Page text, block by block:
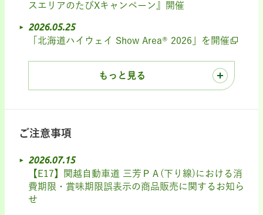
スエリアのたびXキャンペーン』開催
2026.05.25
「北海道ハイウェイ Show Area® 2026」を開催
もっと見る
ご注意事項
2026.07.15
【E17】関越自動車道 三芳ＰＡ(下り線)における消
費期限・賞味期限誤表示の商品販売に関するお知ら
せ